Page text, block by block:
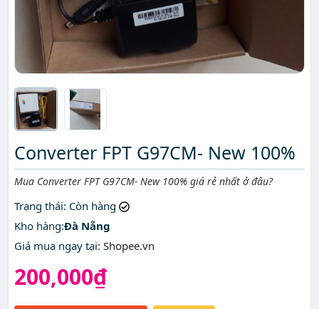
Converter FPT G97CM- New 100%
Mô tả ngắn
Mua Converter FPT G97CM- New 100% giá rẻ nhất ở đâu?
Trạng thái: Còn hàng
Kho hàng:Đà Nẵng
Giá mua ngay tại: Shopee.vn
200,000₫